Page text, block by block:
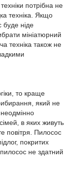
потрібна не
техніка. Якщо
буде ніде
мініатюрний
техніка також не
то краще
який не
в яких живуть
повітря. Пилосос
покритих
не здатний